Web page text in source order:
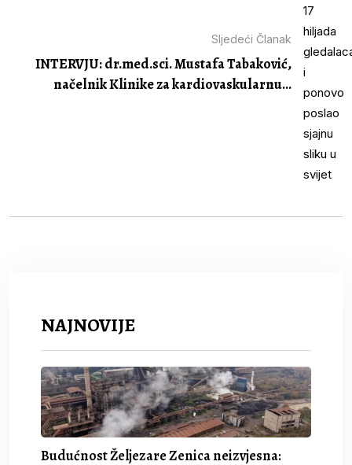
Sljedeći Članak
INTERVJU: dr.med.sci. Mustafa Tabaković,
načelnik Klinike za kardiovaskularnu...
NAJNOVIJE
Budućnost Željezare Zenica neizvjesna: